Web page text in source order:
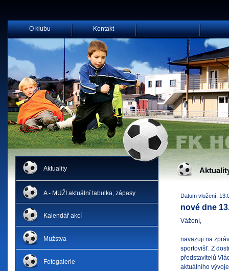
O klubu Kontakt
Aktuality
A - MUŽI aktuální tabulka, zápasy
Kalendář akcí
Mužstva
Fotogalerie
Datum vložení:
nové dne
Vážení,
navazuji na
sportovišť. Z
představitelů
aktuálního